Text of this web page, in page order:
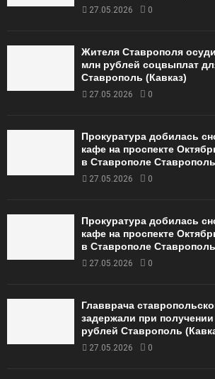
27.05.2026 0
Жителя Ставрополя
млн рублей соцвыплат
Ставрополь (Кавказ)
27.05.2026 0
Прокуратура добилась
кафе на проспекте
в Ставрополе
27.05.2026 0
Прокуратура добилась
кафе на проспекте
в Ставрополе
27.05.2026 0
Главврача
задержали при
рублей Ставрополь
27.05.2026 0